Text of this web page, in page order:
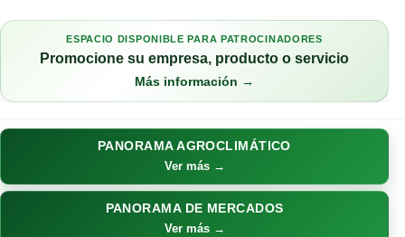
ESPACIO DISPONIBLE PARA PATROCINADORES
Promocione su empresa, producto o servicio
Más información →
PANORAMA AGROCLIMÁTICO
Ver más →
PANORAMA DE MERCADOS
Ver más →